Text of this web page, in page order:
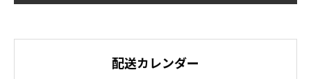
配送カレンダー